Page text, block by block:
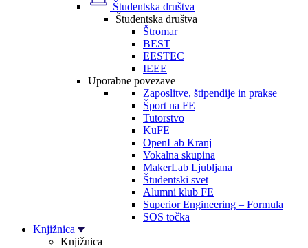
Študentska društva
Študentska društva
Štromar
BEST
EESTEC
IEEE
Uporabne povezave
Zaposlitve, štipendije in prakse
Šport na FE
Tutorstvo
KuFE
OpenLab Kranj
Vokalna skupina
MakerLab Ljubljana
Študentski svet
Alumni klub FE
Superior Engineering – Formula
SOS točka
Knjižnica
Knjižnica